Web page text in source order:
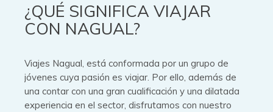
¿QUÉ SIGNIFICA VIAJAR
CON NAGUAL?
Viajes Nagual, está conformada por un grupo de
jóvenes cuya pasión es viajar. Por ello, además de
una contar con una gran cualificación y una dilatada
experiencia en el sector, disfrutamos con nuestro